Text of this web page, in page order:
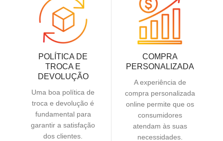
POLÍTICA DE
TROCA E
DEVOLUÇÃO
Uma boa política de
troca e devolução é
fundamental para
garantir a satisfação
dos clientes.
COMPRA
PERSONALIZADA
A experiência de
compra personalizada
online permite que os
consumidores
atendam às suas
necessidades.